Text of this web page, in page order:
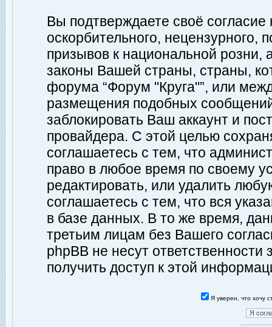
Вы подтверждаете своё
оскорбительного, нецензурного,
призывов к национальной
законы Вашей страны, страны,
форума “Форум "Круга"”, или
размещения подобных
заблокировать Ваш аккаунт и
провайдера. С этой целью
соглашаетесь с тем, что
право в любое время по своему
редактировать, или удалить
соглашаетесь с тем, что вся
в базе данных. В то же время,
третьим лицам без Вашего
phpBB не несут ответственности
получить доступ к этой
Я уверен, что хочу